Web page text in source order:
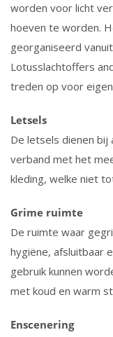
worden voor licht
hoeven te worden.
georganiseerd
Lotusslachtoffers
treden op voor
Letsels
De letsels dienen bij
verband met het
kleding, welke niet
Grime ruimte
De ruimte waar
hygiëne, afsluitbaar
gebruik kunnen
met koud en warm
Enscenering